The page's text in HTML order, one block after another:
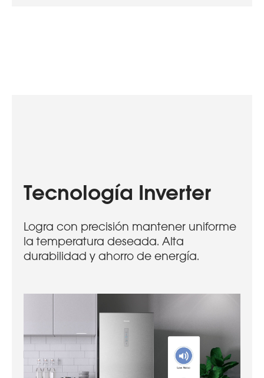
Tecnología Inverter
Logra con precisión mantener uniforme
la temperatura deseada. Alta
durabilidad y ahorro de energía.